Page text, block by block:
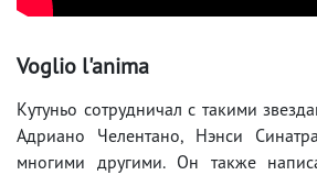
Voglio l'anima
Кутуньо сотрудничал с такими
Адриано Челентано, Нэнси
многими другими. Он также